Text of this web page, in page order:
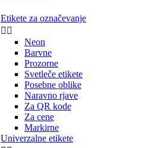
Etikete za označevanje
 
Neon
Barvne
Prozorne
Svetleče etikete
Posebne oblike
Naravno rjave
Za QR kode
Za cene
Markirne
Univerzalne etikete